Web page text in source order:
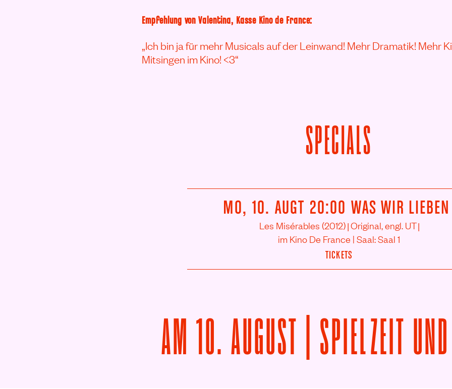
Empfehlung von Valentina, Kasse Kino de France:
„Ich bin ja für mehr Musicals auf der Leinwand! Mehr Dramatik! Mehr
Mitsingen im Kino! <3“
SPECIALS
MO, 10. AUGT 20:00 WAS WIR LIEBEN
Les Misérables (2012)|Original, engl. UT|
im Kino De France | Saal: Saal 1
TICKETS
AM 10. AUGUST | SPIELZEIT